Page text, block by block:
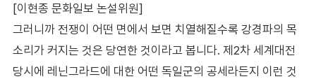
[이현종 문화일보 논설위원]
그러니까 전쟁이 어떤 면에서 보면 치열해질수록 강경파의 목
소리가 커지는 것은 당연한 것이라고 봅니다. 제2차 세계대전
당시에 레닌그라드에 대한 어떤 독일군의 공세라든지 이런 것